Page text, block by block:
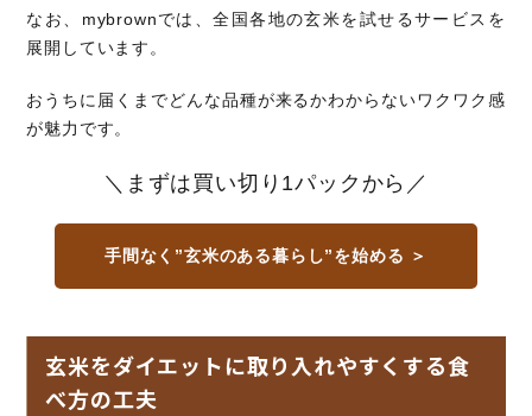
なお、mybrownでは、全国各地の玄米を試せるサービスを
展開しています。
おうちに届くまでどんな品種が来るかわからないワクワク感
が魅力です。
＼まずは買い切り1パックから／
手間なく”玄米のある暮らし”を始める ＞
玄米をダイエットに取り入れやすくする食
べ方の工夫